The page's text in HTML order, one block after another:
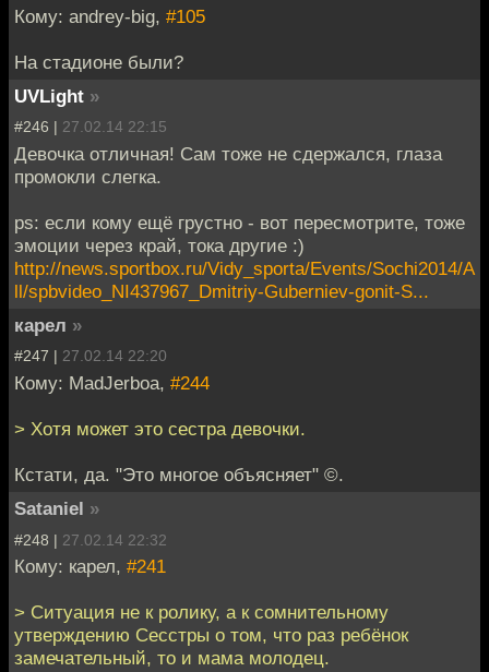
Кому: andrey-big, #105
На стадионе были?
UVLight »
#246 | 27.02.14 22:15
Девочка отличная! Сам тоже не сдержался, глаза
промокли слегка.
ps: если кому ещё грустно - вот пересмотрите, тоже
эмоции через край, тока другие :)
http://news.sportbox.ru/Vidy_sporta/Events/Sochi2014/A
ll/spbvideo_NI437967_Dmitriy-Guberniev-gonit-S...
карел »
#247 | 27.02.14 22:20
Кому: MadJerboa, #244
> Хотя может это сестра девочки.
Кстати, да. "Это многое объясняет" ©.
Sataniel »
#248 | 27.02.14 22:32
Кому: карел, #241
> Ситуация не к ролику, а к сомнительному
утверждению Сесстры о том, что раз ребёнок
замечательный, то и мама молодец.